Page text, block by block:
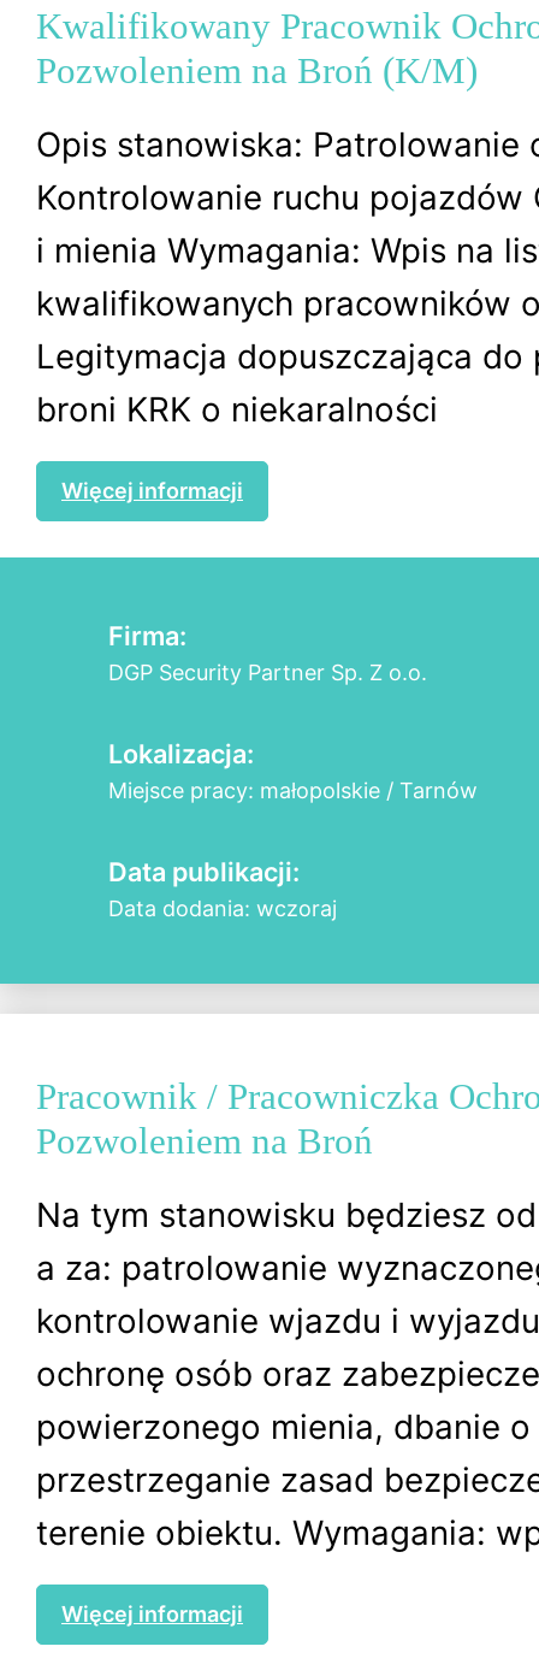
Kwalifikowany Pracownik
Pozwoleniem na Broń (K/M)
Opis stanowiska: Patrolowanie
Kontrolowanie ruchu pojazdów
i mienia Wymagania: Wpis na
kwalifikowanych pracowników
Legitymacja dopuszczająca do
broni KRK o niekaralności
Więcej informacji
Firma:
DGP Security Partner Sp. Z o.o.
Lokalizacja:
Miejsce pracy: małopolskie / Tarnów
Data publikacji:
Data dodania: wczoraj
Pracownik / Pracowniczka
Pozwoleniem na Broń
Na tym stanowisku będziesz
a za: patrolowanie
kontrolowanie wjazdu i
ochronę osób oraz
powierzonego mienia, dbanie o
przestrzeganie zasad
terenie obiektu. Wymagania:
Więcej informacji